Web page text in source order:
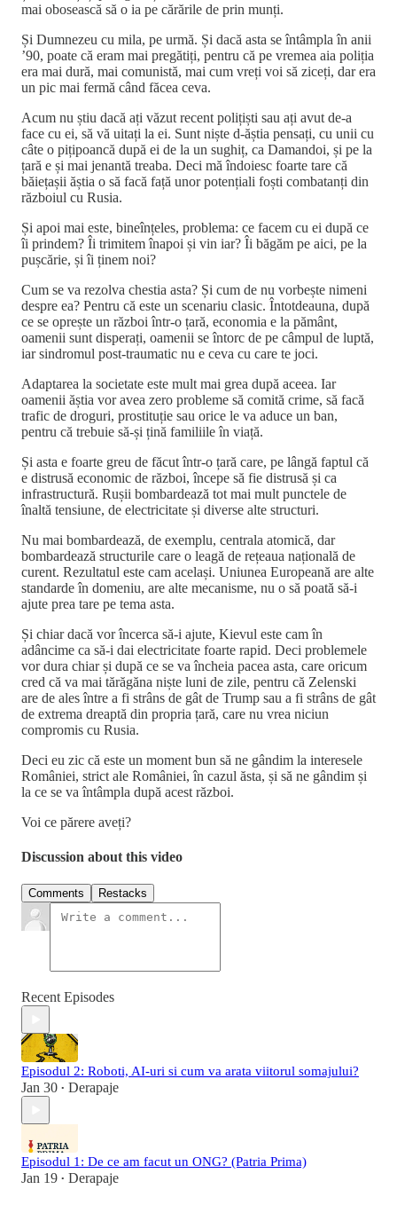
mai obosească să o ia pe cărările de prin munți.
Și Dumnezeu cu mila, pe urmă. Și dacă asta se întâmpla în anii
’90, poate că eram mai pregătiți, pentru că pe vremea aia poliția
era mai dură, mai comunistă, mai cum vreți voi să ziceți, dar era
un pic mai fermă când făcea ceva.
Acum nu știu dacă ați văzut recent polițiști sau ați avut de-a
face cu ei, să vă uitați la ei. Sunt niște d-ăștia pensați, cu unii cu
câte o pițipoancă după ei de la un sughiț, ca Damandoi, și pe la
țară e și mai jenantă treaba. Deci mă îndoiesc foarte tare că
băiețașii ăștia o să facă față unor potențiali foști combatanți din
războiul cu Rusia.
Și apoi mai este, bineînțeles, problema: ce facem cu ei după ce
îi prindem? Îi trimitem înapoi și vin iar? Îi băgăm pe aici, pe la
pușcărie, și îi ținem noi?
Cum se va rezolva chestia asta? Și cum de nu vorbește nimeni
despre ea? Pentru că este un scenariu clasic. Întotdeauna, după
ce se oprește un război într-o țară, economia e la pământ,
oamenii sunt disperați, oamenii se întorc de pe câmpul de luptă,
iar sindromul post-traumatic nu e ceva cu care te joci.
Adaptarea la societate este mult mai grea după aceea. Iar
oamenii ăștia vor avea zero probleme să comită crime, să facă
trafic de droguri, prostituție sau orice le va aduce un ban,
pentru că trebuie să-și țină familiile în viață.
Și asta e foarte greu de făcut într-o țară care, pe lângă faptul că
e distrusă economic de război, începe să fie distrusă și ca
infrastructură. Rușii bombardează tot mai mult punctele de
înaltă tensiune, de electricitate și diverse alte structuri.
Nu mai bombardează, de exemplu, centrala atomică, dar
bombardează structurile care o leagă de rețeaua națională de
curent. Rezultatul este cam același. Uniunea Europeană are alte
standarde în domeniu, are alte mecanisme, nu o să poată să-i
ajute prea tare pe tema asta.
Și chiar dacă vor încerca să-i ajute, Kievul este cam în
adâncime ca să-i dai electricitate foarte rapid. Deci problemele
vor dura chiar și după ce se va încheia pacea asta, care oricum
cred că va mai tărăgăna niște luni de zile, pentru că Zelenski
are de ales între a fi strâns de gât de Trump sau a fi strâns de gât
de extrema dreaptă din propria țară, care nu vrea niciun
compromis cu Rusia.
Deci eu zic că este un moment bun să ne gândim la interesele
României, strict ale României, în cazul ăsta, și să ne gândim și
la ce se va întâmpla după acest război.
Voi ce părere aveți?
Discussion about this video
Comments Restacks
Recent Episodes
Episodul 2: Roboti, AI-uri si cum va arata viitorul somajului?
Jan 30 • Derapaje
Episodul 1: De ce am facut un ONG? (Patria Prima)
Jan 19 • Derapaje